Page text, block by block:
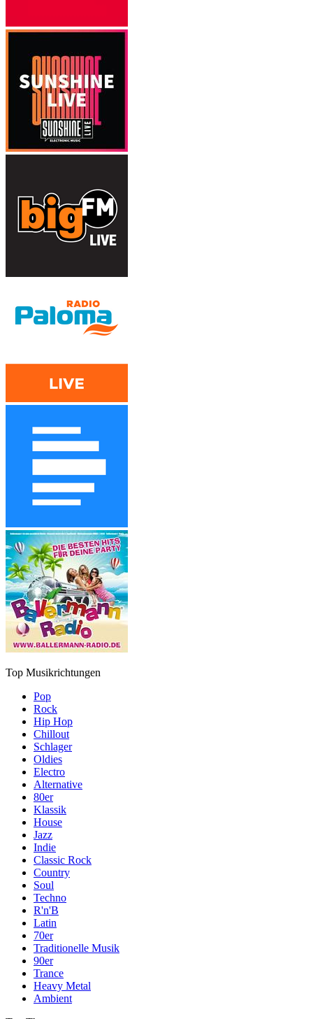
Top Musikrichtungen
Pop
Rock
Hip Hop
Chillout
Schlager
Oldies
Electro
Alternative
80er
Klassik
House
Jazz
Indie
Classic Rock
Country
Soul
Techno
R'n'B
Latin
70er
Traditionelle Musik
90er
Trance
Heavy Metal
Ambient